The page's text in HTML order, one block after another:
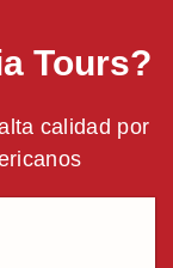
Tours?
calidad por